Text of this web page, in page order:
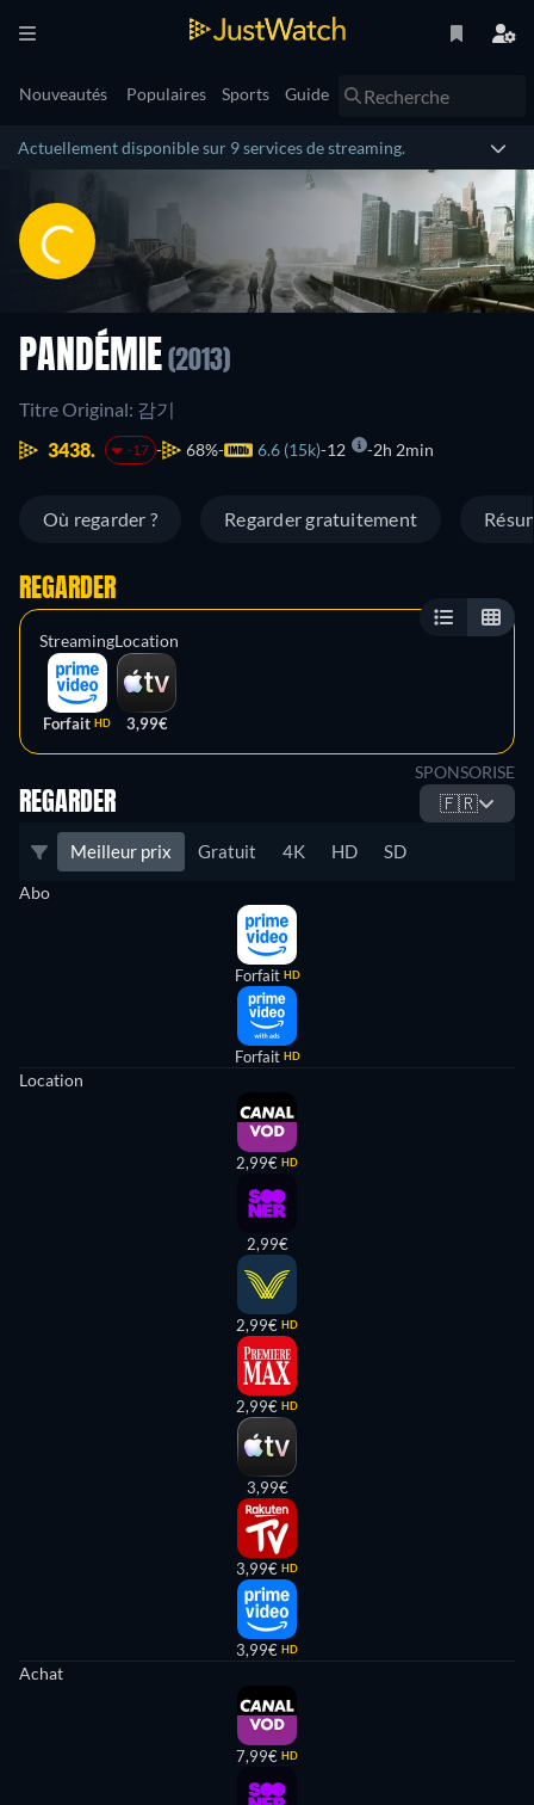
Nouveautés Populaires Sports Guide
Actuellement disponible sur 9 services de streaming.
PANDÉMIE (2013)
Titre Original: 감기
3438.
-17 68% 6.6 (15k) 12 2h 2min
Où regarder ? Regarder gratuitement
REGARDER
Streaming
Forfait HD
Location
3,99€
SPONSORISE
REGARDER 🇫🇷
Meilleur prix Gratuit 4K HD SD
Abo
Forfait HD
Forfait HD
Location
2,99€ HD
2,99€
2,99€ HD
2,99€ HD
3,99€
3,99€ HD
3,99€ HD
Achat
7,99€ HD